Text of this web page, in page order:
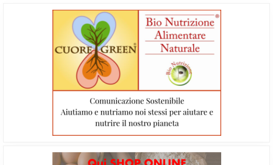
Barra
laterale
primaria